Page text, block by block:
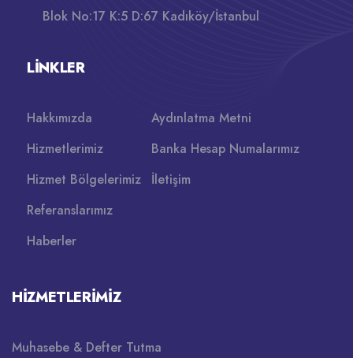
Blok No:17 K:5 D:67 Kadıköy/İstanbul
LINKLER
Hakkımızda
Hizmetlerimiz
Hizmet Bölgelerimiz
Referanslarımız
Haberler
Aydınlatma Metni
Banka Hesap Numalarımız
İletişim
HIZMETLERIMIZ
Muhasebe & Defter Tutma